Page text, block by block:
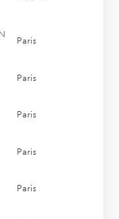
Paris
Paris
Paris
Paris
Paris